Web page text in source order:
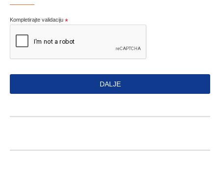
Kompletirajte validaciju
DALJE